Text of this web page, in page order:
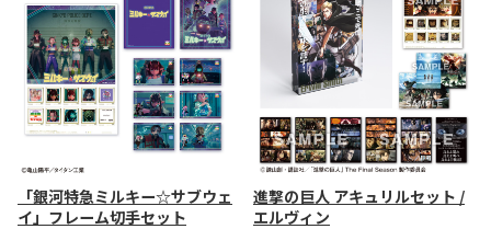
「銀河特急ミルキー☆サブウェ
イ」フレーム切手セット
進撃の巨人 アキュリルセット /
エルヴィン